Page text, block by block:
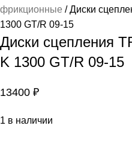
фрикционные
Диски
1300 GT/R 09-15
Диски сцепления
K 1300 GT/R 09-15
13400 ₽
1 в наличии